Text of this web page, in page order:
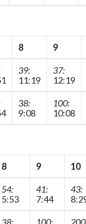
8 9
39:
11:19
37:
12:19
38:
9:08
100:
10:08
8 9 10
54:
5:53
41:
7:44
43: